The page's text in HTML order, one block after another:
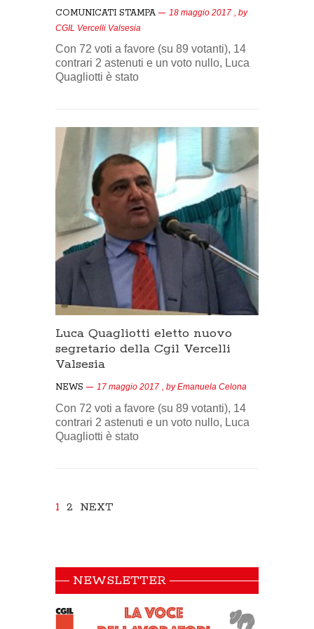
COMUNICATI STAMPA 18 maggio 2017 , by
CGIL Vercelli Valsesia
Con 72 voti a favore (su 89 votanti), 14
contrari 2 astenuti e un voto nullo, Luca
Quagliotti è stato
Luca Quagliotti eletto nuovo
segretario della Cgil Vercelli
Valsesia
NEWS 17 maggio 2017 , byEmanuela Celona
Con 72 voti a favore (su 89 votanti), 14
contrari 2 astenuti e un voto nullo, Luca
Quagliotti è stato
1 2 NEXT
NEWSLETTER